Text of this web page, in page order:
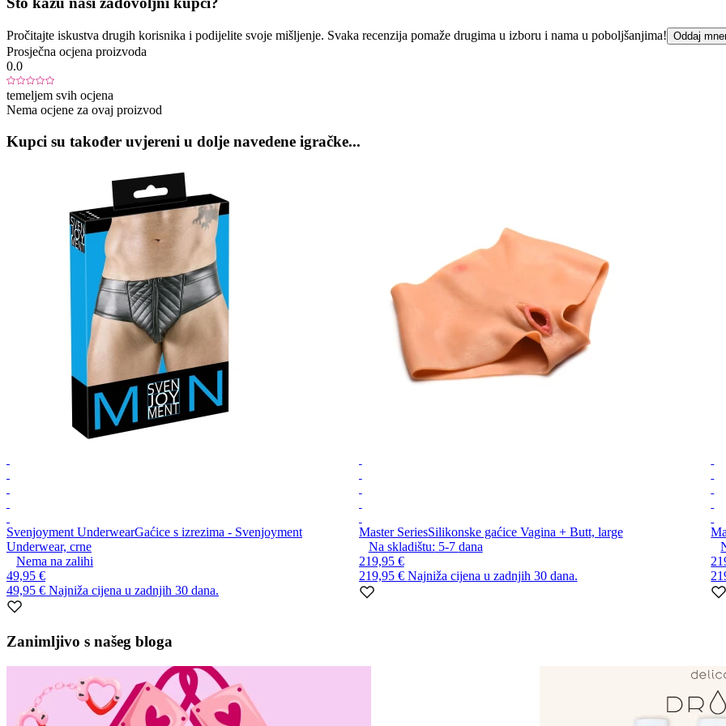
Pročitajte iskustva drugih korisnika i podijelite svoje mišljenje. Svaka recenzija pomaže drugima u izboru i nama u poboljšanjima! Oddaj
Prosječna ocjena proizvoda
0.0
temeljem svih ocjena
Nema ocjene za ovaj proizvod
Kupci su također uvjereni u dolje navedene igračke...
Svenjoyment UnderwearGaćice s izrezima - Svenjoyment
Underwear, crne
Nema na zalihi
49,95 €
49,95 € Najniža cijena u zadnjih 30 dana.
Master SeriesSilikonske gaćice Vagina + Butt, large
Na skladištu: 5-7 dana
219,95 €
219,95 € Najniža cijena u zadnjih 30 dana.
1
10
Zanimljivo s našeg bloga